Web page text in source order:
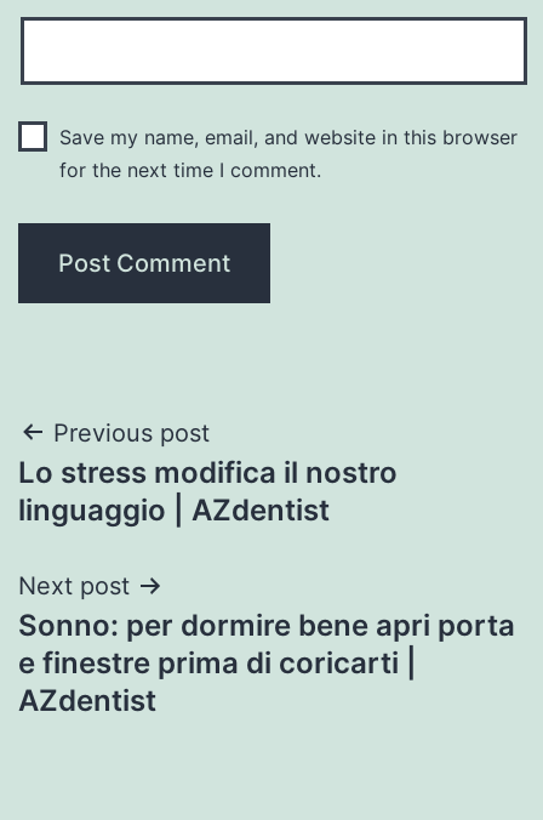
Save my name, email, and website in this browser
for the next time I comment.
Post
navigation
Previous post
Lo stress modifica il nostro
linguaggio | AZdentist
Next post
Sonno: per dormire bene apri porta
e finestre prima di coricarti |
AZdentist